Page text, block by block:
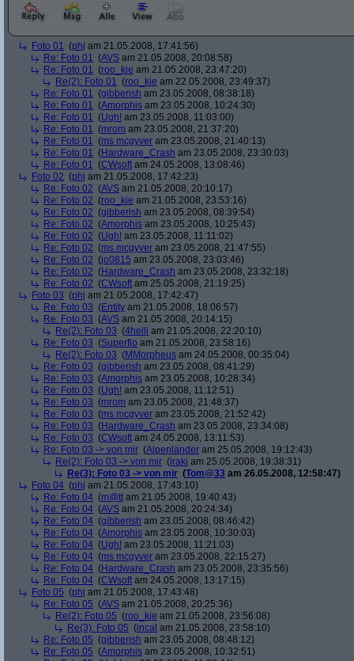
Foto 01 (phj am 21.05.2008, 17:41:56)
Re: Foto 01 (AVS am 21.05.2008, 20:08:58)
Re: Foto 01 (roo_kie am 21.05.2008, 23:47:20)
Re(2): Foto 01 (roo_kie am 22.05.2008, 23:49:37)
Re: Foto 01 (gibberish am 23.05.2008, 08:38:18)
Re: Foto 01 (Amorphis am 23.05.2008, 10:24:30)
Re: Foto 01 (Ugh! am 23.05.2008, 11:03:00)
Re: Foto 01 (mrom am 23.05.2008, 21:37:20)
Re: Foto 01 (ms mcgyver am 23.05.2008, 21:40:13)
Re: Foto 01 (Hardware_Crash am 23.05.2008, 23:30:03)
Re: Foto 01 (CWsoft am 24.05.2008, 13:08:46)
Foto 02 (phj am 21.05.2008, 17:42:23)
Re: Foto 02 (AVS am 21.05.2008, 20:10:17)
Re: Foto 02 (roo_kie am 21.05.2008, 23:53:16)
Re: Foto 02 (gibberish am 23.05.2008, 08:39:54)
Re: Foto 02 (Amorphis am 23.05.2008, 10:25:43)
Re: Foto 02 (Ugh! am 23.05.2008, 11:11:02)
Re: Foto 02 (ms mcgyver am 23.05.2008, 21:47:55)
Re: Foto 02 (jo0815 am 23.05.2008, 23:03:46)
Re: Foto 02 (Hardware_Crash am 23.05.2008, 23:32:18)
Re: Foto 02 (CWsoft am 25.05.2008, 21:19:25)
Foto 03 (phj am 21.05.2008, 17:42:47)
Re: Foto 03 (Entity am 21.05.2008, 18:06:57)
Re: Foto 03 (AVS am 21.05.2008, 20:14:15)
Re(2): Foto 03 (4helli am 21.05.2008, 22:20:10)
Re: Foto 03 (Superflo am 21.05.2008, 23:58:16)
Re(2): Foto 03 (MMorpheus am 24.05.2008, 00:35:04)
Re: Foto 03 (gibberish am 23.05.2008, 08:41:29)
Re: Foto 03 (Amorphis am 23.05.2008, 10:28:34)
Re: Foto 03 (Ugh! am 23.05.2008, 11:12:51)
Re: Foto 03 (mrom am 23.05.2008, 21:48:37)
Re: Foto 03 (ms mcgyver am 23.05.2008, 21:52:42)
Re: Foto 03 (Hardware_Crash am 23.05.2008, 23:34:08)
Re: Foto 03 (CWsoft am 24.05.2008, 13:11:53)
Re: Foto 03 -> von mir (Alpenländer am 25.05.2008, 19:12:43)
Re(2): Foto 03 -> von mir (iraki am 25.05.2008, 19:38:31)
Re(3): Foto 03 -> von mir (Tom@33 am 26.05.2008, 12:58:47)
Foto 04 (phj am 21.05.2008, 17:43:10)
Re: Foto 04 (m@tt am 21.05.2008, 19:40:43)
Re: Foto 04 (AVS am 21.05.2008, 20:24:34)
Re: Foto 04 (gibberish am 23.05.2008, 08:46:42)
Re: Foto 04 (Amorphis am 23.05.2008, 10:30:03)
Re: Foto 04 (Ugh! am 23.05.2008, 11:21:03)
Re: Foto 04 (ms mcgyver am 23.05.2008, 22:15:27)
Re: Foto 04 (Hardware_Crash am 23.05.2008, 23:35:56)
Re: Foto 04 (CWsoft am 24.05.2008, 13:17:15)
Foto 05 (phj am 21.05.2008, 17:43:48)
Re: Foto 05 (AVS am 21.05.2008, 20:25:36)
Re(2): Foto 05 (roo_kie am 21.05.2008, 23:56:08)
Re(3): Foto 05 (incal am 21.05.2008, 23:58:10)
Re: Foto 05 (gibberish am 23.05.2008, 08:48:12)
Re: Foto 05 (Amorphis am 23.05.2008, 10:32:51)